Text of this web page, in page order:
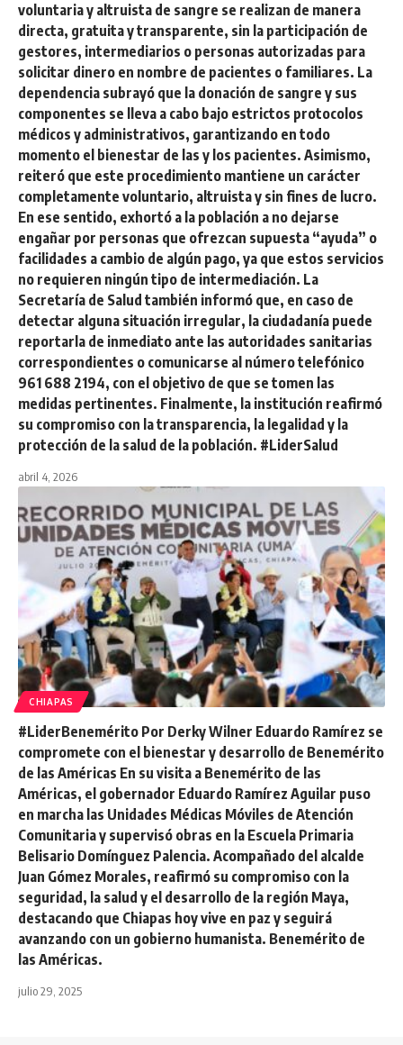
voluntaria y altruista de sangre se realizan de manera
directa, gratuita y transparente, sin la participación de
gestores, intermediarios o personas autorizadas para
solicitar dinero en nombre de pacientes o familiares. La
dependencia subrayó que la donación de sangre y sus
componentes se lleva a cabo bajo estrictos protocolos
médicos y administrativos, garantizando en todo
momento el bienestar de las y los pacientes. Asimismo,
reiteró que este procedimiento mantiene un carácter
completamente voluntario, altruista y sin fines de lucro.
En ese sentido, exhortó a la población a no dejarse
engañar por personas que ofrezcan supuesta “ayuda” o
facilidades a cambio de algún pago, ya que estos servicios
no requieren ningún tipo de intermediación. La
Secretaría de Salud también informó que, en caso de
detectar alguna situación irregular, la ciudadanía puede
reportarla de inmediato ante las autoridades sanitarias
correspondientes o comunicarse al número telefónico
961 688 2194, con el objetivo de que se tomen las
medidas pertinentes. Finalmente, la institución reafirmó
su compromiso con la transparencia, la legalidad y la
protección de la salud de la población. #LiderSalud
abril 4, 2026
CHIAPAS
#LiderBenemérito Por Derky Wilner Eduardo Ramírez se
compromete con el bienestar y desarrollo de Benemérito
de las Américas En su visita a Benemérito de las
Américas, el gobernador Eduardo Ramírez Aguilar puso
en marcha las Unidades Médicas Móviles de Atención
Comunitaria y supervisó obras en la Escuela Primaria
Belisario Domínguez Palencia. Acompañado del alcalde
Juan Gómez Morales, reafirmó su compromiso con la
seguridad, la salud y el desarrollo de la región Maya,
destacando que Chiapas hoy vive en paz y seguirá
avanzando con un gobierno humanista. Benemérito de
las Américas.
julio 29, 2025